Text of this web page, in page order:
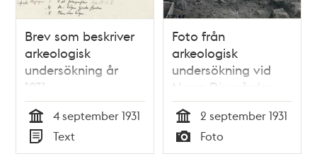
Brev som beskriver
arkeologisk
undersökning år
1931.
Tid
4 september 1931
Typ
Text
Foto från
arkeologisk
undersökning vid
Norra Djurgården.
Tid
2 september 1931
Typ
Foto